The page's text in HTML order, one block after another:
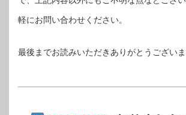
軽にお問い合わせください。
最後までお読みいただきありがとうございま